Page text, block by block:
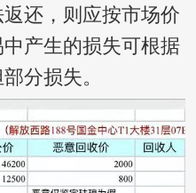
还，则应按市场价
产生的损失可根据
分损失。